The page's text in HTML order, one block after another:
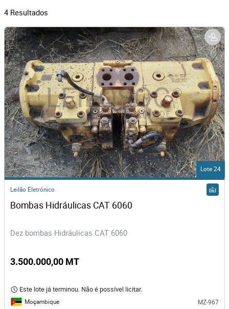
4 Resultados
Lote 24
Leilão Eletrónico
Bombas Hidráulicas CAT 6060
Dez bombas Hidráulicas CAT 6060
3.500.000,00 MT
Este lote já terminou. Não é possível licitar.
Moçambique MZ-967